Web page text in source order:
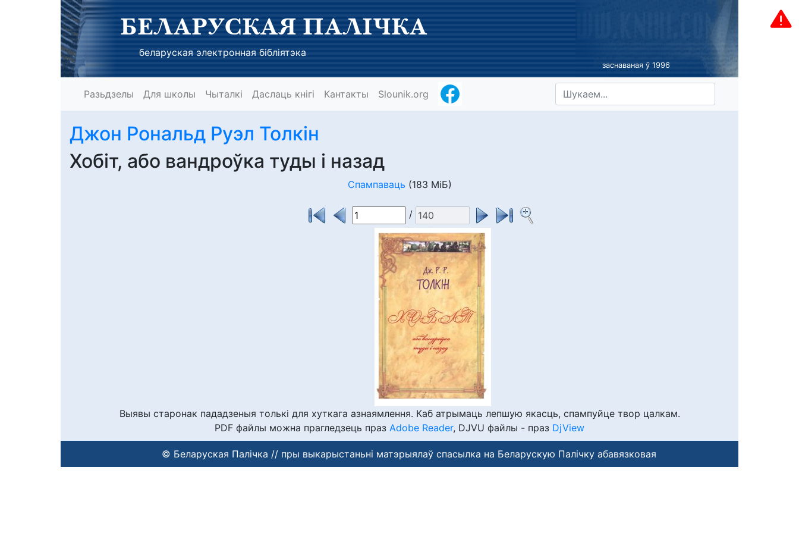
БЕЛАРУСКАЯ ПАЛІЧКА
беларуская электронная бібліятэка
заснаваная ў 1996
Разьдзелы Для школы Чыталкі Даслаць кнігі Кантакты Slounik.org
Джон Рональд Руэл Толкін
Хобіт, або вандроўка туды і назад
Спампаваць (183 МіБ)
/
Выявы старонак пададзеныя толькі для хуткага азнаямлення. Каб атрымаць лепшую якасць, спампуйце твор цалкам.
PDF файлы можна прагледзець праз Adobe Reader, DJVU файлы - праз DjView
© Беларуская Палічка // пры выкарыстаньні матэрыялаў спасылка на Беларускую Палічку абавязковая